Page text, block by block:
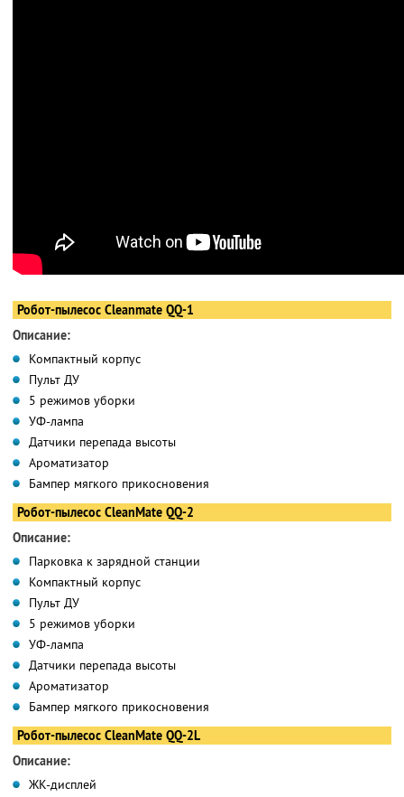
Робот-пылесос Cleanmate QQ-1
Описание:
Компактный корпус
Пульт ДУ
5 режимов уборки
УФ-лампа
Датчики перепада высоты
Ароматизатор
Бампер мягкого прикосновения
Робот-пылесос CleanMate QQ-2
Описание:
Парковка к зарядной станции
Компактный корпус
Пульт ДУ
5 режимов уборки
УФ-лампа
Датчики перепада высоты
Ароматизатор
Бампер мягкого прикосновения
Робот-пылесос CleanMate QQ-2L
Описание:
ЖК-дисплей